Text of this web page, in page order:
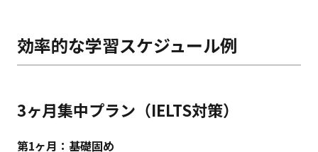
効率的な学習スケジュール例
3ヶ月集中プラン（IELTS対策）
第1ヶ月：基礎固め